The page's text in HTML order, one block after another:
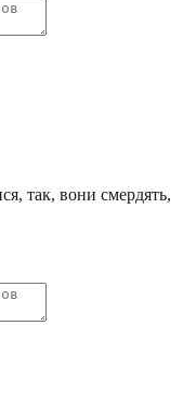
так, вони смердять,